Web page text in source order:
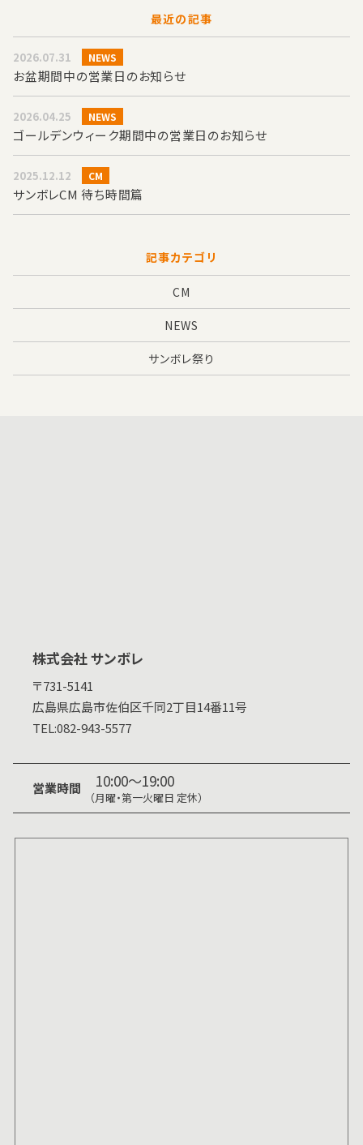
最近の記事
2026.07.31 NEWS
お盆期間中の営業日のお知らせ
2026.04.25 NEWS
ゴールデンウィーク期間中の営業日のお知らせ
2025.12.12 CM
サンボレCM 待ち時間篇
記事カテゴリ
CM
NEWS
サンボレ祭り
株式会社 サンボレ
〒731-5141
広島県広島市佐伯区千同2丁目14番11号
TEL:082-943-5577
営業時間 10:00～19:00
（月曜・第一火曜日 定休）